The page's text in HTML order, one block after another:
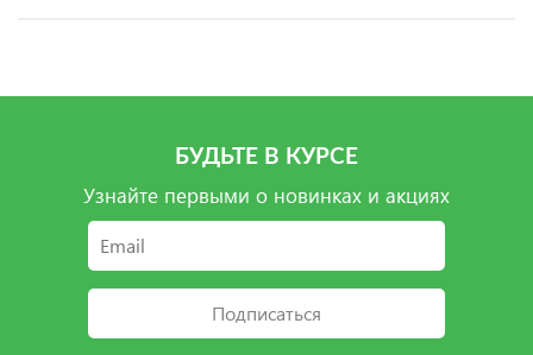
БУДЬТЕ В КУРСЕ
Узнайте первыми о новинках и акциях
Подписаться